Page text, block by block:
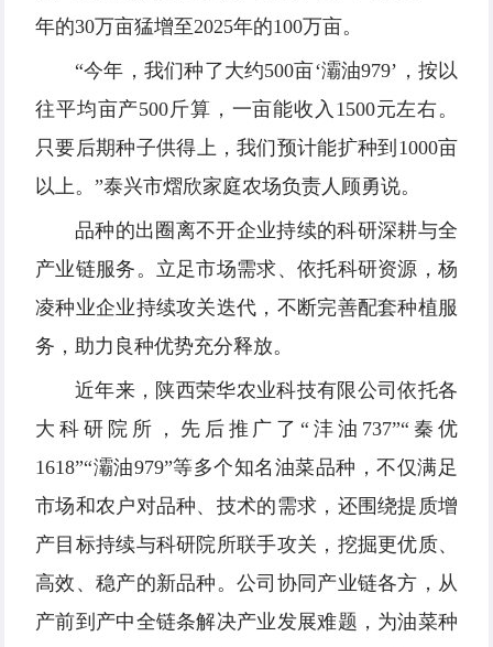
年的30万亩猛增至2025年的100万亩。
“今年，我们种了大约500亩‘灞油979’，按以
往平均亩产500斤算，一亩能收入1500元左右。
只要后期种子供得上，我们预计能扩种到1000亩
以上。”泰兴市熠欣家庭农场负责人顾勇说。
品种的出圈离不开企业持续的科研深耕与全
产业链服务。立足市场需求、依托科研资源，杨
凌种业企业持续攻关迭代，不断完善配套种植服
务，助力良种优势充分释放。
近年来，陕西荣华农业科技有限公司依托各
大科研院所，先后推广了“沣油737”“秦优
1618”“灞油979”等多个知名油菜品种，不仅满足
市场和农户对品种、技术的需求，还围绕提质增
产目标持续与科研院所联手攻关，挖掘更优质、
高效、稳产的新品种。公司协同产业链各方，从
产前到产中全链条解决产业发展难题，为油菜种